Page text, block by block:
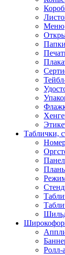
Меню
Папки
Таблички,
Ролл-